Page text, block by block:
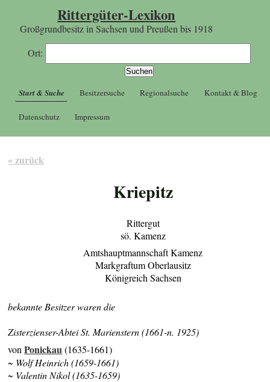
Rittergüter-Lexikon
Großgrundbesitz in Sachsen und Preußen bis 1918
Ort:
Start & Suche Besitzersuche Regionalsuche Kontakt & Blog
Datenschutz Impressum
« zurück
Kriepitz
Rittergut
sö. Kamenz
Amtshauptmannschaft Kamenz
Markgraftum Oberlausitz
Königreich Sachsen
bekannte Besitzer waren die
Zisterzienser-Abtei St. Marienstern (1661-n. 1925)
vonPonickau(1635-1661)
~ Wolf Heinrich (1659-1661)
~ Valentin Nikol (1635-1659)